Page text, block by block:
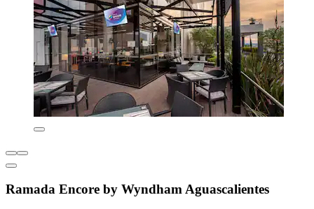
Ramada Encore by Wyndham Aguascalientes